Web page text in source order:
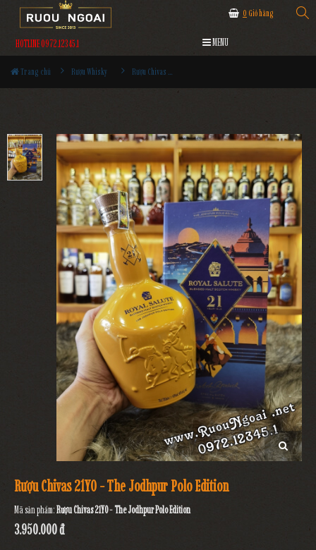
0 Giỏ hàng
HOTLINE 0972.12345.1 MENU
Trang chủ Rượu Whisky Rượu Chivas 21YO - The Jodhpur Polo Edition
Rượu Chivas 21YO - The Jodhpur Polo Edition
Mã sản phẩm:Rượu Chivas 21YO - The Jodhpur Polo Edition
3.950.000 đ